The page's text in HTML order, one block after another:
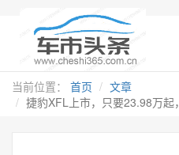
当前位置： 首页
文章
捷豹XFL上市，只要23.98万起